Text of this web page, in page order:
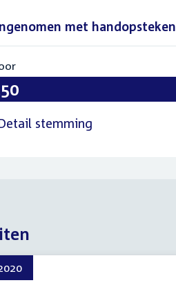
met handopsteken
150
stemming